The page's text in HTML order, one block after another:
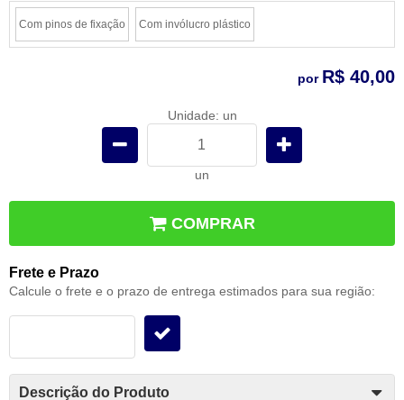
Com pinos de fixação Com invólucro plástico
por R$ 40,00
Unidade: un
un
COMPRAR
Frete e Prazo
Calcule o frete e o prazo de entrega estimados para sua região:
Descrição do Produto